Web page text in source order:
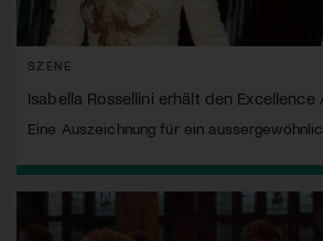
SZENE
Isabella Rossellini erhält den
Eine Auszeichnung für ein